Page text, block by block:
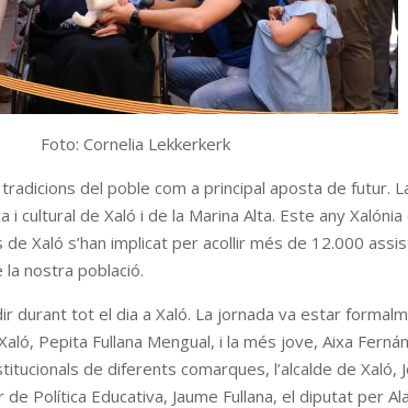
Foto: Cornelia Lekkerkerk
del poble com a principal aposta de futur.
cultural de Xaló i de la Marina Alta. Este any
Xaló s’han implicat per acollir més de 12.000
nostra població.
durant tot el dia a Xaló. La jornada va estar
Pepita Fullana Mengual, i la més jove, Aixa
de diferents comarques, l’alcalde de Xaló,
Política Educativa, Jaume Fullana, el diputat per